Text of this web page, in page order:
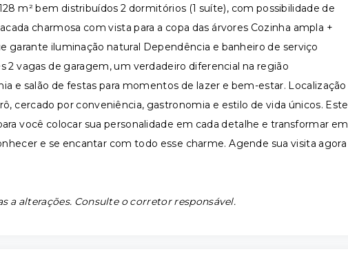
m² bem distribuídos 2 dormitórios (1 suíte), com possibilidade de
charmosa com vista para a copa das árvores Cozinha ampla +
garante iluminação natural Dependência e banheiro de serviço
2 vagas de garagem, um verdadeiro diferencial na região
e salão de festas para momentos de lazer e bem-estar. Localização
cercado por conveniência, gastronomia e estilo de vida únicos. Este
você colocar sua personalidade em cada detalhe e transformar em
e se encantar com todo esse charme. Agende sua visita agora
a alterações. Consulte o corretor responsável.